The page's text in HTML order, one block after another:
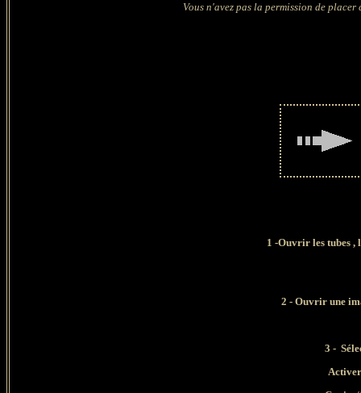
Vous n'avez pas la permission de
1 -Ouvrir les tubes ,
2 - Ouvrir une
3 -